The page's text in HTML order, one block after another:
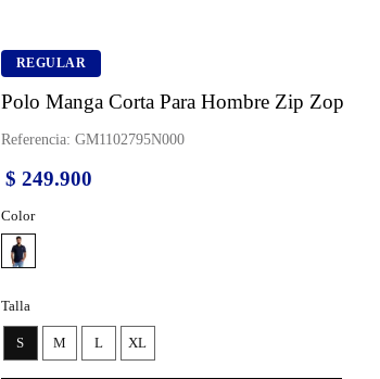
REGULAR
Polo Manga Corta Para Hombre Zip Zop
Referencia: GM1102795N000
$ 249.900
Color
Talla
S M L XL